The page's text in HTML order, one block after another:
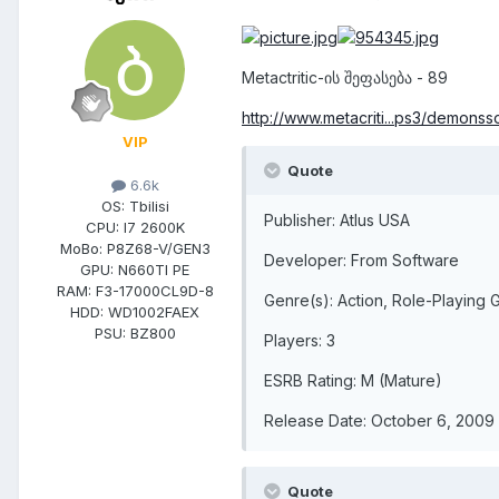
VIP
6.6k
OS: Tbilisi
CPU: I7 2600K
MoBo: P8Z68-V/GEN3
GPU: N660TI PE
RAM: F3-17000CL9D-8
HDD: WD1002FAEX
PSU: BZ800
Metactritic-ის შეფასება - 89
http://www.metacriti...ps3/
Quote
Publisher: Atlus USA
Developer: From Software
Genre(s): Action, Role-Playing
Players: 3
ESRB Rating: M (Mature)
Release Date: October 6, 2009
Quote